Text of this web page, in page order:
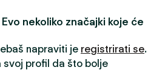
nekoliko značajki koje će
napraviti je registrirati se.
profil da što bolje